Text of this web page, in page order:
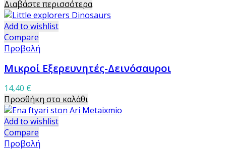
Διαβάστε περισσότερα
Add to wishlist
Compare
Προβολή
Μικροί Εξερευνητές-Δεινόσαυροι
14,40 €
Προσθήκη στο καλάθι
Add to wishlist
Compare
Προβολή